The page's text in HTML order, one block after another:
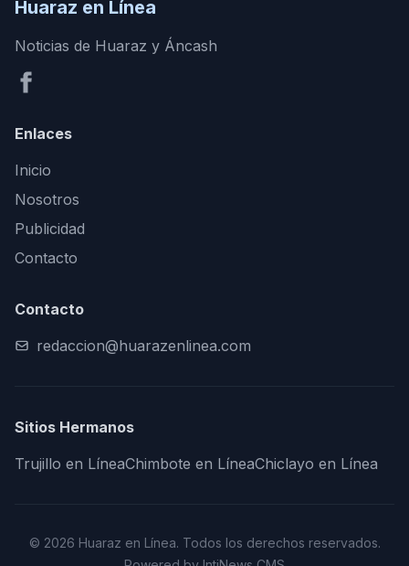
Huaraz en Línea
Noticias de Huaraz y Áncash
Enlaces
Inicio
Nosotros
Publicidad
Contacto
Contacto
redaccion@huarazenlinea.com
Sitios Hermanos
Trujillo en LíneaChimbote en LíneaChiclayo en Línea
© 2026 Huaraz en Línea. Todos los derechos reservados.